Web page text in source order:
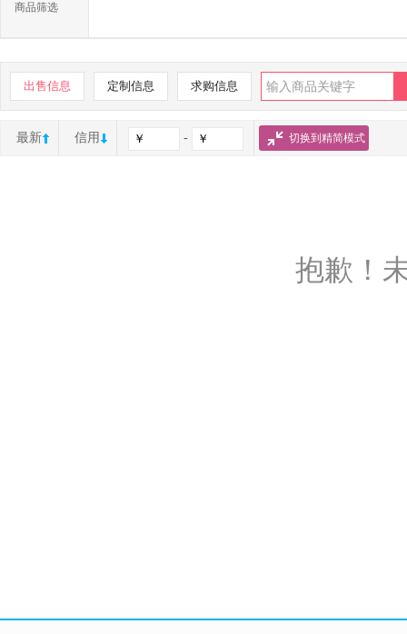
商品筛选
出售信息 定制信息 求购信息
最新 信用 - 切换到精简模式
抱歉！